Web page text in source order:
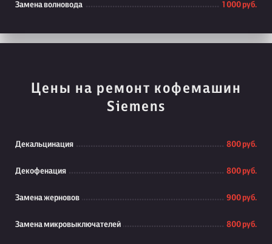
Замена волновода 1 000 руб.
Цены на ремонт кофемашин
Siemens
Декальцинация 800 руб.
Декофенация 800 руб.
Замена жерновов 900 руб.
Замена микровыключателей 800 руб.